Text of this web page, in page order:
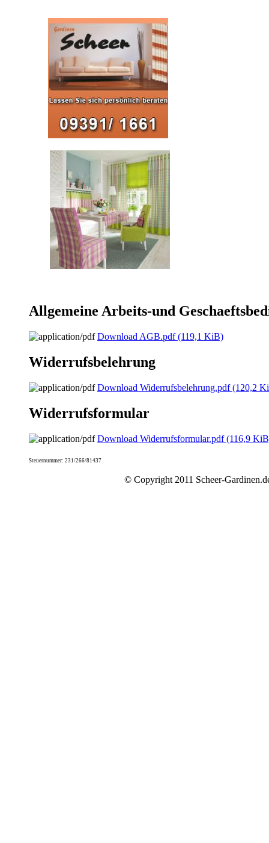
Allgemeine Arbeits-und
Download AGB.pdf(119,1 KiB)
Widerrufsbelehrung
Download Widerrufsbelehrung.pdf(120,2
Widerrufsformular
Download Widerrufsformular.pdf(116,9
Steuernummer: 231/266/81437
© Copyright 2011 Scheer-